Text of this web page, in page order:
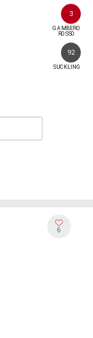
3
GAMBERO
ROSSO
92
SUCKLING
6